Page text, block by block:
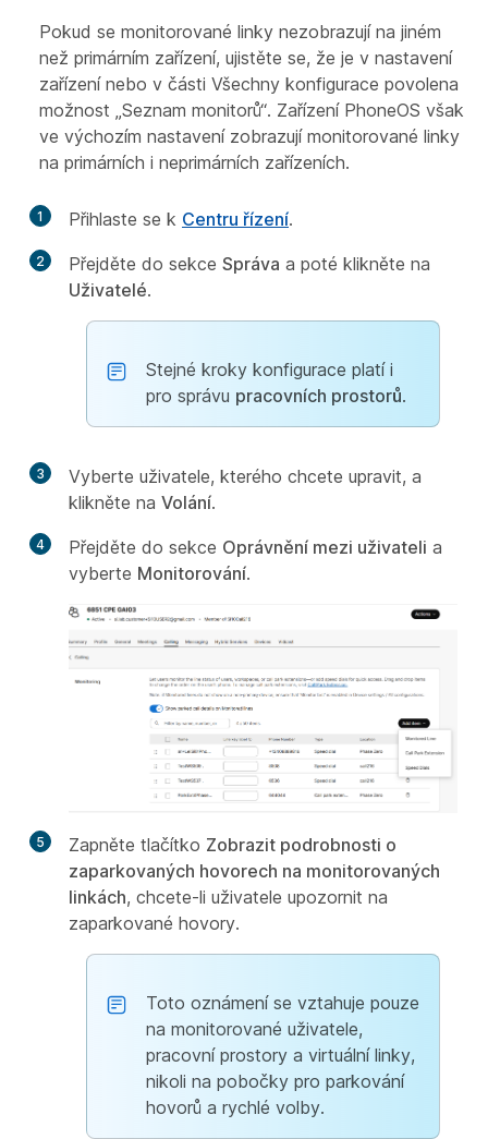
Pokud se monitorované linky nezobrazují na jiném
než primárním zařízení, ujistěte se, že je v nastavení
zařízení nebo v části Všechny konfigurace povolena
možnost „Seznam monitorů“. Zařízení PhoneOS však
ve výchozím nastavení zobrazují monitorované linky
na primárních i neprimárních zařízeních.
1 Přihlaste se k Centru řízení.
2 Přejděte do sekce Správa a poté klikněte na
Uživatelé.
Stejné kroky konfigurace platí i
pro správu pracovních prostorů.
3
Vyberte uživatele, kterého chcete upravit, a
klikněte na Volání.
4 Přejděte do sekce Oprávnění mezi uživateli a
vyberte Monitorování.
5 Zapněte tlačítko Zobrazit podrobnosti o
zaparkovaných hovorech na monitorovaných
linkách, chcete-li uživatele upozornit na
zaparkované hovory.
Toto oznámení se vztahuje pouze
na monitorované uživatele,
pracovní prostory a virtuální linky,
nikoli na pobočky pro parkování
hovorů a rychlé volby.